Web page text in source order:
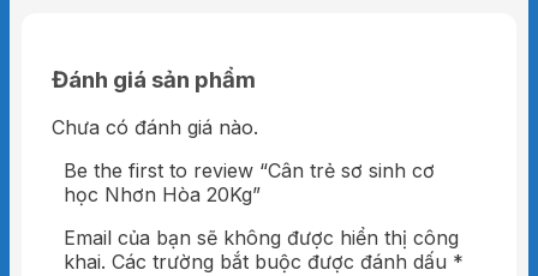
Đánh giá sản phẩm
Chưa có đánh giá nào.
Be the first to review “Cân trẻ sơ sinh cơ
học Nhơn Hòa 20Kg”
Email của bạn sẽ không được hiển thị công
khai. Các trường bắt buộc được đánh dấu *